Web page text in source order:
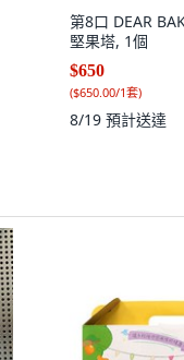
第8口 DEAR
堅果塔, 1個
$650
($650.00/1套)
8/19 預計送達